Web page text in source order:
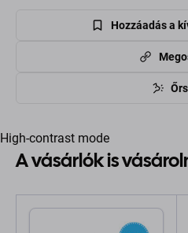
Hozzáadás a
High-contrast mode
A vásárlók is